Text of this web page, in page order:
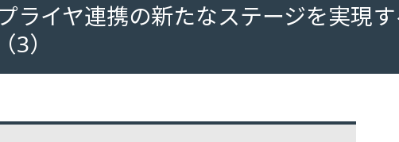
ライヤ連携の新たなステージを実現
）